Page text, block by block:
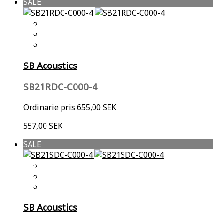
SALE
SB Acoustics
SB21RDC-C000-4
Ordinarie pris 655,00 SEK
557,00 SEK
SALE
SB Acoustics